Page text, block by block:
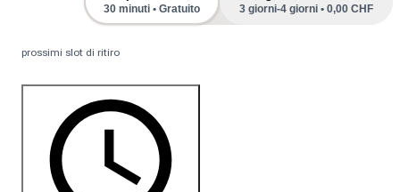
30 minuti • Gratuito 3 giorni-4 giorni • 0,00 CHF
prossimi slot di ritiro